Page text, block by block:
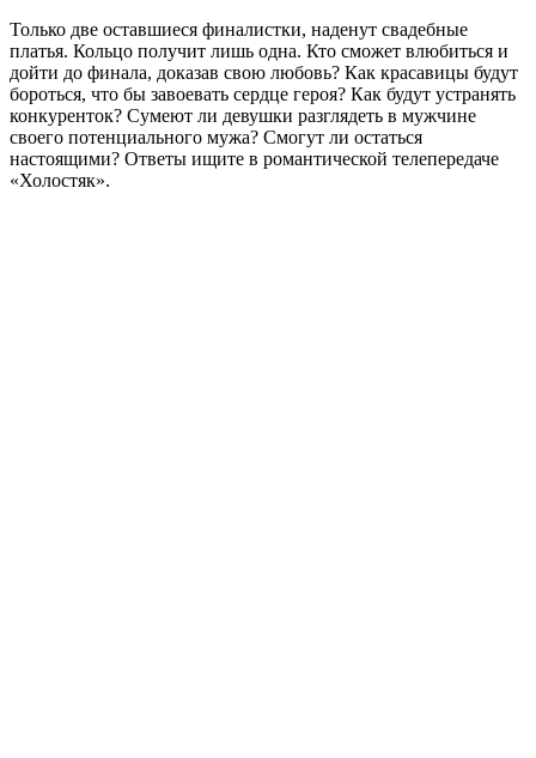
Только две оставшиеся финалистки, наденут свадебные
платья. Кольцо получит лишь одна. Кто сможет влюбиться и
дойти до финала, доказав свою любовь? Как красавицы будут
бороться, что бы завоевать сердце героя? Как будут устранять
конкуренток? Сумеют ли девушки разглядеть в мужчине
своего потенциального мужа? Смогут ли остаться
настоящими? Ответы ищите в романтической телепередаче
«Холостяк».